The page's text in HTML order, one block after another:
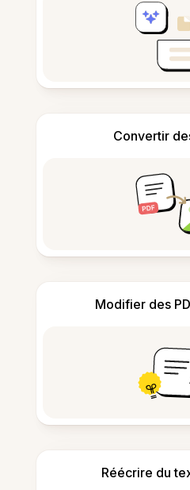
Convertir
Modifier des
Réécrire du